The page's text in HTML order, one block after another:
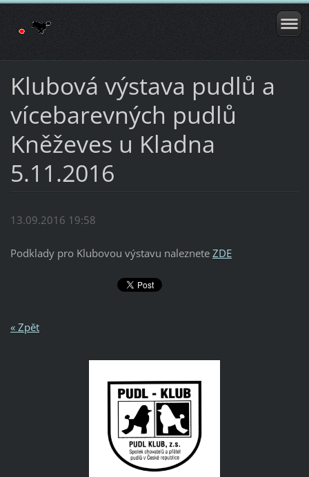
Klubová výstava pudlů a
vícebarevných pudlů
Kněževes u Kladna
5.11.2016
13.09.2016 19:58
Podklady pro Klubovou výstavu naleznete ZDE
« Zpět